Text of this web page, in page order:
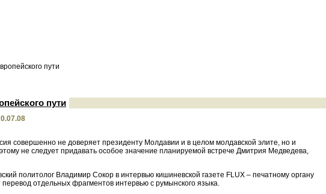
пути
пути
совершенно не доверяет президенту Молдавии и в целом молдавской элите, но и
не следует придавать особое значение планируемой встрече Дмитрия Медведева,
политолог Владимир Сокор в интервью кишиневской газете FLUX – печатному органу
отдельных фрагментов интервью с румынского языка.